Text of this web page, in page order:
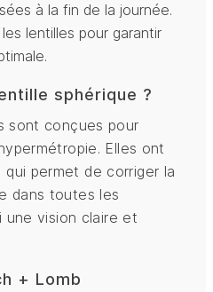
à la fin de la journée.
lentilles pour garantir
sphérique ?
sont conçues pour
Elles ont
permet de corriger la
dans toutes les
une vision claire et
+ Lomb